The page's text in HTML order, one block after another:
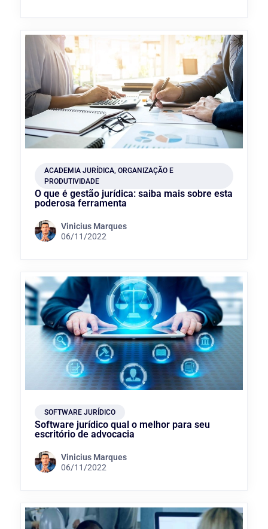
ACADEMIA JURÍDICA, ORGANIZAÇÃO E
PRODUTIVIDADE
O que é gestão jurídica: saiba mais sobre esta
poderosa ferramenta
Vinicius Marques
06/11/2022
SOFTWARE JURÍDICO
Software jurídico qual o melhor para seu
escritório de advocacia
Vinicius Marques
06/11/2022